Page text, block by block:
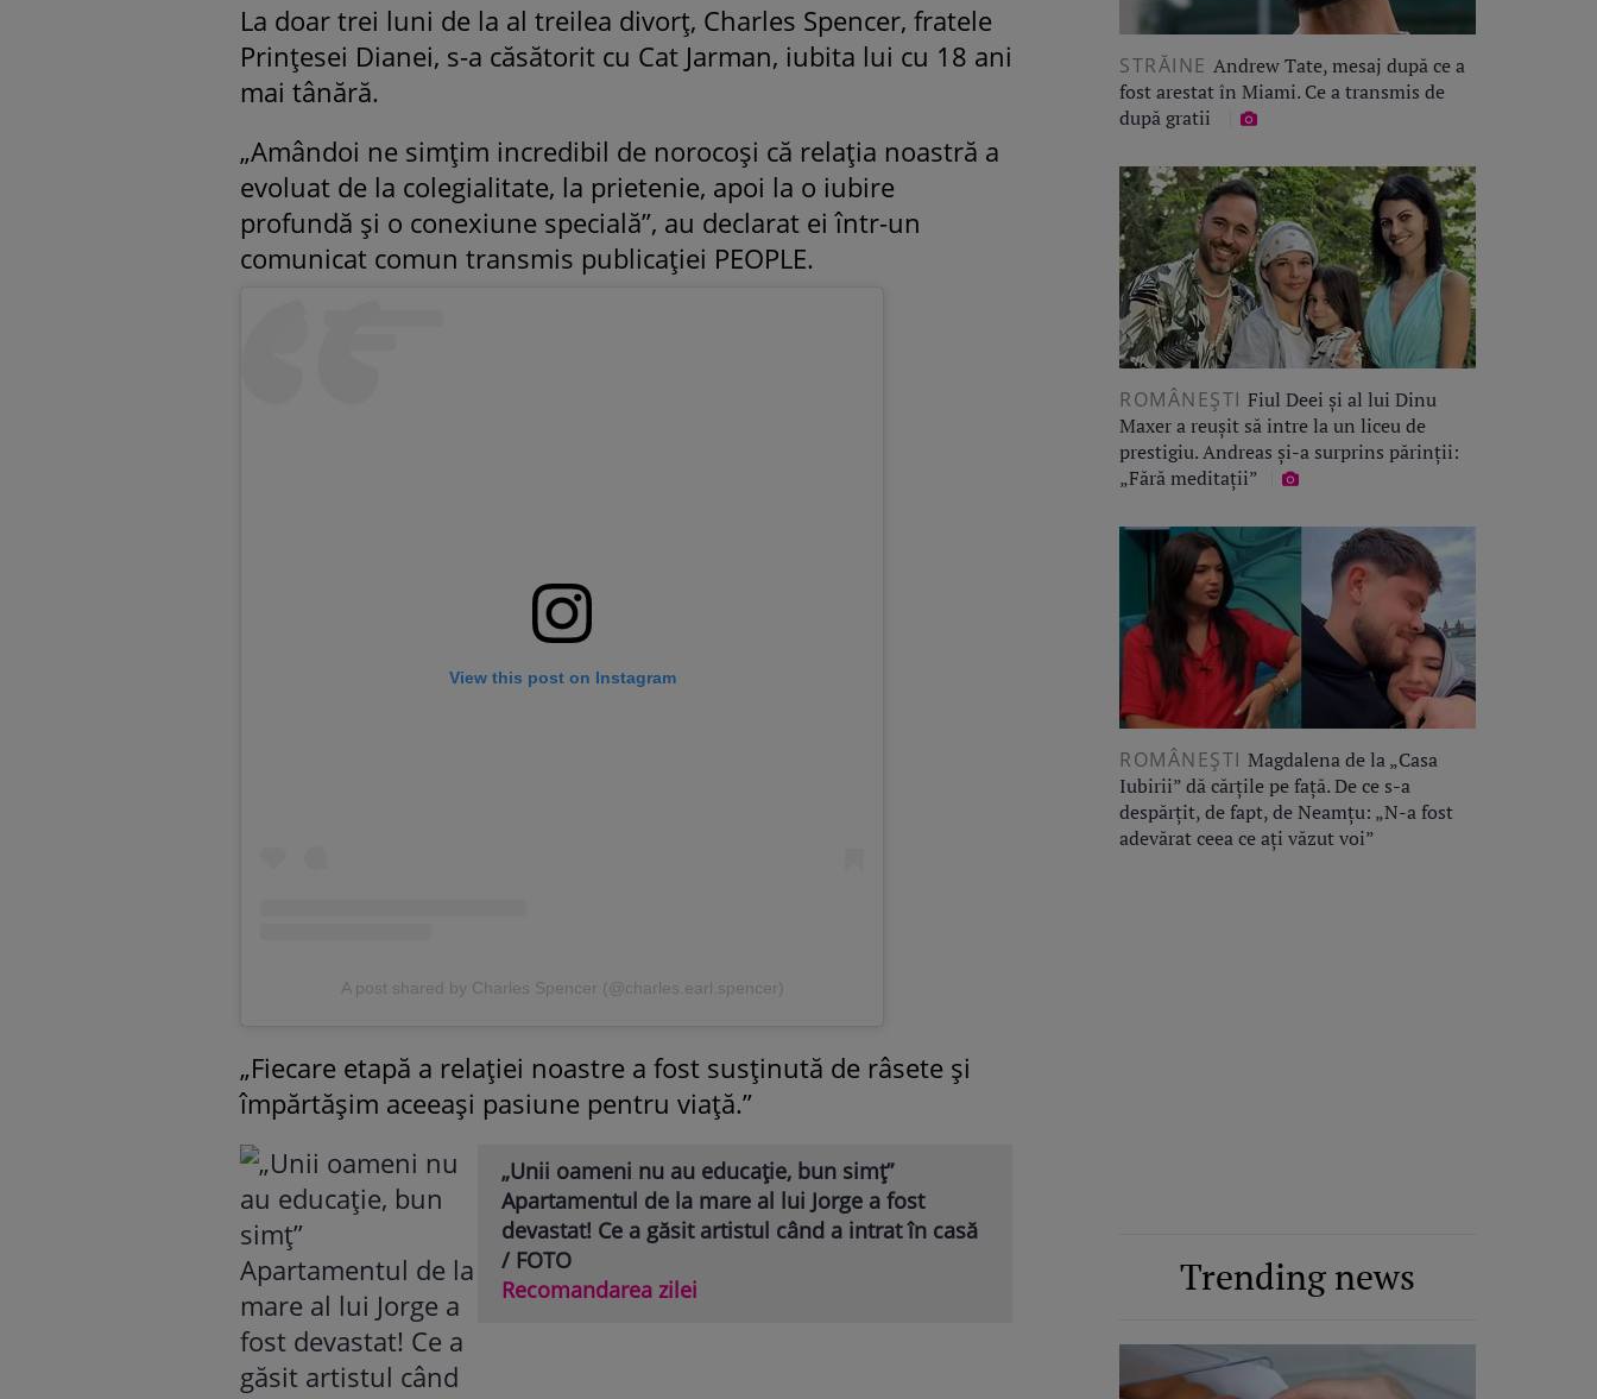
La doar trei luni de la al treilea divorț, Charles Spencer, fratele
Prințesei Dianei, s-a căsătorit cu Cat Jarman, iubita lui cu 18 ani
mai tânără.
„Amândoi ne simțim incredibil de norocoși că relația noastră a
evoluat de la colegialitate, la prietenie, apoi la o iubire
profundă și o conexiune specială”, au declarat ei într-un
comunicat comun transmis publicației PEOPLE.
View this post on Instagram
A post shared by Charles Spencer (@charles.earl.spencer)
„Fiecare etapă a relației noastre a fost susținută de râsete și
împărtășim aceeași pasiune pentru viață.”
„Unii oameni nu au educație, bun simț”
Apartamentul de la mare al lui Jorge a fost
devastat! Ce a găsit artistul când a intrat în casă
/ FOTO
Recomandarea zilei
STRĂINE Andrew Tate, mesaj după ce a
fost arestat în Miami. Ce a transmis de
după gratii
ROMÂNEŞTI Fiul Deei și al lui Dinu
Maxer a reușit să intre la un liceu de
prestigiu. Andreas și-a surprins părinții:
„Fără meditații”
ROMÂNEŞTI Magdalena de la „Casa
Iubirii” dă cărțile pe față. De ce s-a
despărțit, de fapt, de Neamțu: „N-a fost
adevărat ceea ce ați văzut voi”
Trending news